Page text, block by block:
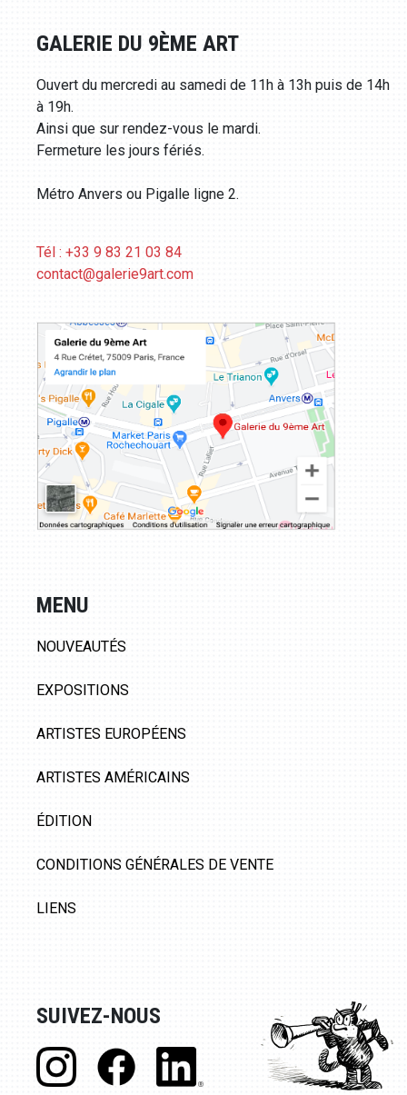
GALERIE DU 9ÈME ART
Ouvert du mercredi au samedi de 11h à 13h puis de 14h
à 19h.
Ainsi que sur rendez-vous le mardi.
Fermeture les jours fériés.
Métro Anvers ou Pigalle ligne 2.
Tél : +33 9 83 21 03 84
contact@galerie9art.com
MENU
NOUVEAUTÉS
EXPOSITIONS
ARTISTES EUROPÉENS
ARTISTES AMÉRICAINS
ÉDITION
CONDITIONS GÉNÉRALES DE VENTE
LIENS
SUIVEZ-NOUS